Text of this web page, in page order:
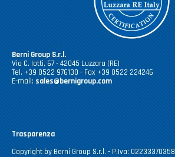
Berni Group S.r.l.
Via C. Iotti, 67 - 42045 Luzzara (RE)
Tel. +39 0522 976130 - Fax +39 0522 224246
E-mail: sales@bernigroup.com
Trasparenza
Copyright by Berni Group S.r.l. - P.Iva: 02233370358